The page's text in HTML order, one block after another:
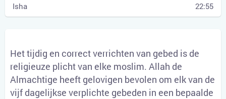
22:55
Het tijdig en correct verrichten van gebed is de
religieuze plicht van elke moslim. Allah de
Almachtige heeft gelovigen bevolen om elk van de
vijf dagelijkse verplichte gebeden in een bepaalde